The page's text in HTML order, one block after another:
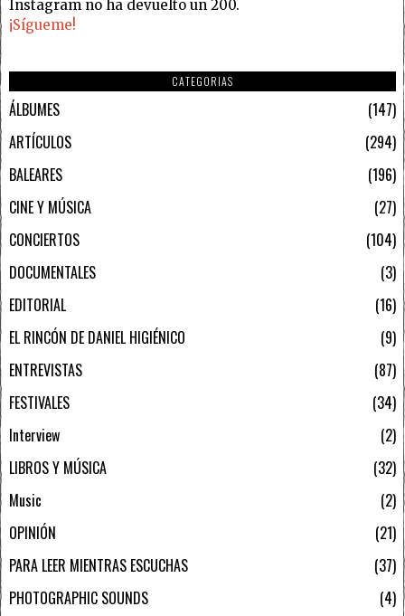
Instagram no ha devuelto un 200.
¡Sígueme!
CATEGORIAS
ÁLBUMES
147
ARTÍCULOS
294
BALEARES
196
CINE Y MÚSICA
27
CONCIERTOS
104
DOCUMENTALES
3
EDITORIAL
16
EL RINCÓN DE DANIEL HIGIÉNICO
9
ENTREVISTAS
87
FESTIVALES
34
Interview
2
LIBROS Y MÚSICA
32
Music
2
OPINIÓN
21
PARA LEER MIENTRAS ESCUCHAS
37
PHOTOGRAPHIC SOUNDS
4